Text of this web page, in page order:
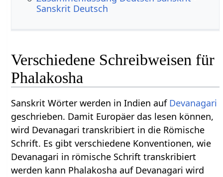
Sanskrit Deutsch
Verschiedene Schreibweisen für
Phalakosha
Sanskrit Wörter werden in Indien auf Devanagari
geschrieben. Damit Europäer das lesen können,
wird Devanagari transkribiert in die Römische
Schrift. Es gibt verschiedene Konventionen, wie
Devanagari in römische Schrift transkribiert
werden kann Phalakosha auf Devanagari wird